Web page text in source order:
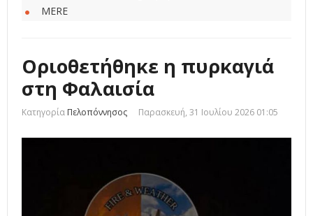
MERE
Οριοθετήθηκε η πυρκαγιά
στη Φαλαισία
Κατηγορία Πελοπόννησος Παρασκευή, 31 Ιουλίου 2026 01:05